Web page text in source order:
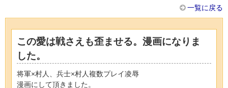
一覧に戻る
この愛は戦さえも歪ませる。漫画になりま
した。
将軍×村人、兵士×村人複数プレイ凌辱
漫画にして頂きました。